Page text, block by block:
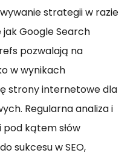
strategii w razie
Google Search
pozwalają na
w wynikach
strony internetowe dla
Regularna analiza i
kątem słów
sukcesu w SEO,